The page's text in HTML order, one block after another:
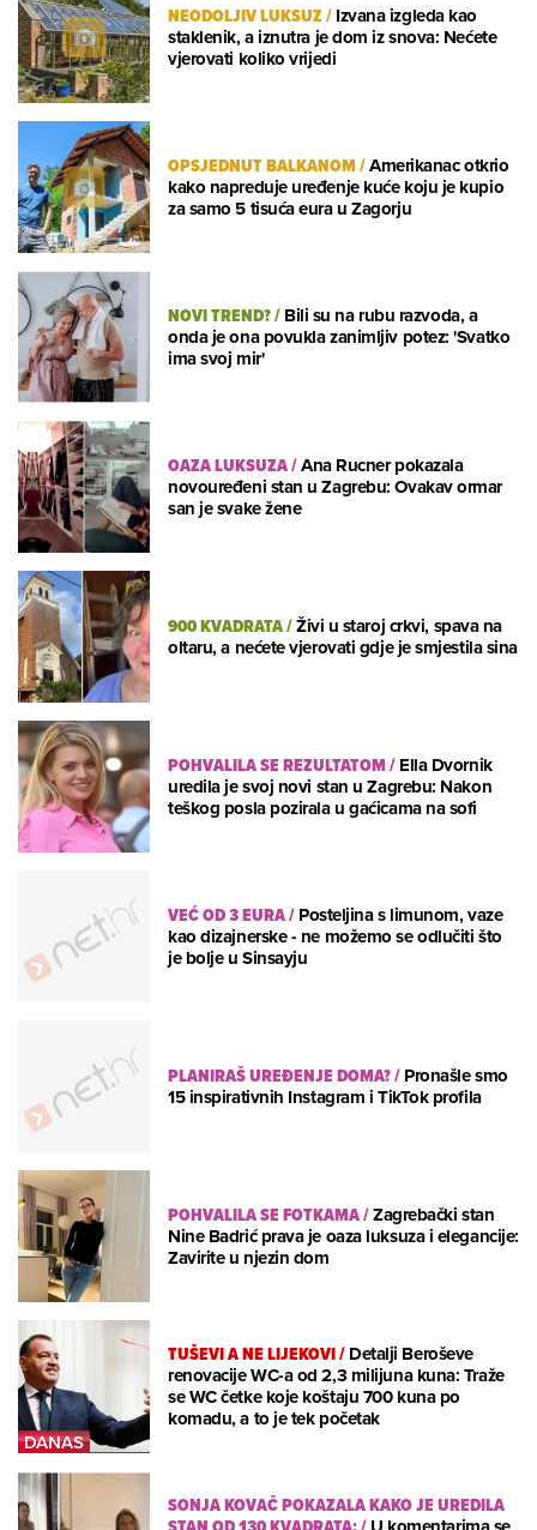
NEODOLJIV LUKSUZ/Izvana izgleda kao
staklenik, a iznutra je dom iz snova: Nećete
vjerovati koliko vrijedi
OPSJEDNUT BALKANOM/Amerikanac otkrio
kako napreduje uređenje kuće koju je kupio
za samo 5 tisuća eura u Zagorju
NOVI TREND?/Bili su na rubu razvoda, a
onda je ona povukla zanimljiv potez: 'Svatko
ima svoj mir'
OAZA LUKSUZA/Ana Rucner pokazala
novouređeni stan u Zagrebu: Ovakav ormar
san je svake žene
900 KVADRATA/Živi u staroj crkvi, spava na
oltaru, a nećete vjerovati gdje je smjestila sina
POHVALILA SE REZULTATOM/Ella Dvornik
uredila je svoj novi stan u Zagrebu: Nakon
teškog posla pozirala u gaćicama na sofi
VEĆ OD 3 EURA/Posteljina s limunom, vaze
kao dizajnerske - ne možemo se odlučiti što
je bolje u Sinsayju
PLANIRAŠ UREĐENJE DOMA?/Pronašle smo
15 inspirativnih Instagram i TikTok profila
POHVALILA SE FOTKAMA/Zagrebački stan
Nine Badrić prava je oaza luksuza i elegancije:
Zavirite u njezin dom
TUŠEVI A NE LIJEKOVI/Detalji Beroševe
renovacije WC-a od 2,3 milijuna kuna: Traže
se WC četke koje koštaju 700 kuna po
komadu, a to je tek početak
SONJA KOVAČ POKAZALA KAKO JE UREDILA